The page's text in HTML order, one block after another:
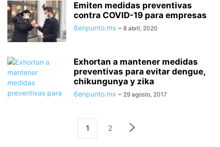
Emiten medidas preventivas
contra COVID-19 para empresas
6enpunto.mx - 8 abril, 2020
Exhortan a mantener medidas
preventivas para evitar dengue,
chikungunya y zika
6enpunto.mx - 29 agosto, 2017
1 2